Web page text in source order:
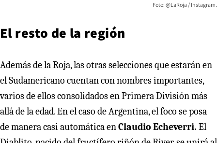
Foto: @LaRoja / Instagram.
El resto de la región
Además de la Roja, las otras selecciones que estarán en
el Sudamericano cuentan con nombres importantes,
varios de ellos consolidados en Primera División más
allá de la edad. En el caso de Argentina, el foco se posa
de manera casi automática enClaudio Echeverri. El